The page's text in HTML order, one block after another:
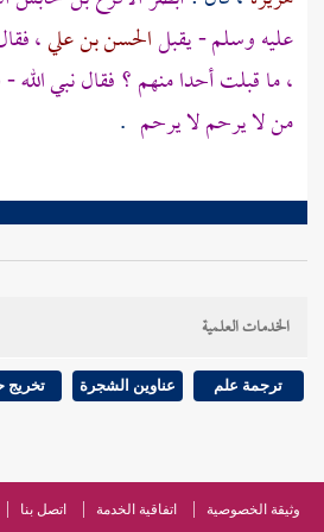
عليه وسلم - يقبلالحسن بن علي،
، ما قبلت أحدا منهم ؟ فقال نبي
من لا يرحم لا يرحم .
الخدمات العلمية
ترجمة علم عناوين الشجرة تخريج
وثيقة الخصوصية اتفاقية الخدمة اتصل بنا